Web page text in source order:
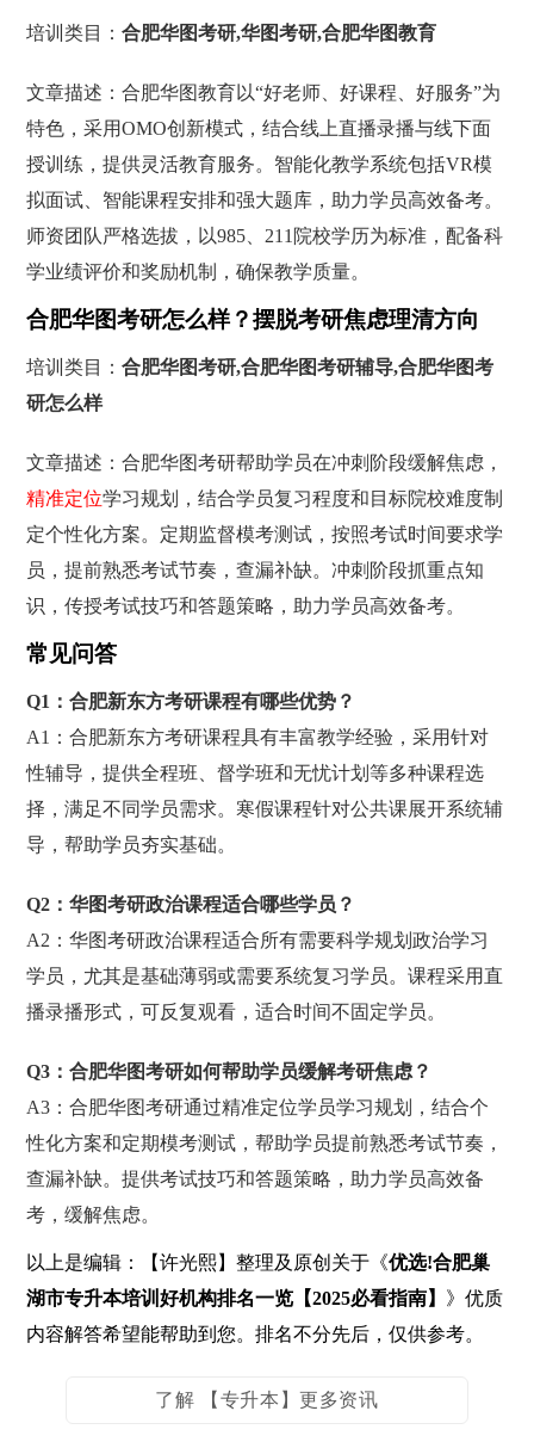
培训类目：合肥华图考研,华图考研,合肥华图教育
文章描述：合肥华图教育以“好老师、好课程、好服务”为
特色，采用OMO创新模式，结合线上直播录播与线下面
授训练，提供灵活教育服务。智能化教学系统包括VR模
拟面试、智能课程安排和强大题库，助力学员高效备考。
师资团队严格选拔，以985、211院校学历为标准，配备科
学业绩评价和奖励机制，确保教学质量。
合肥华图考研怎么样？摆脱考研焦虑理清方向
培训类目：合肥华图考研,合肥华图考研辅导,合肥华图考
研怎么样
文章描述：合肥华图考研帮助学员在冲刺阶段缓解焦虑，
精准定位学习规划，结合学员复习程度和目标院校难度制
定个性化方案。定期监督模考测试，按照考试时间要求学
员，提前熟悉考试节奏，查漏补缺。冲刺阶段抓重点知
识，传授考试技巧和答题策略，助力学员高效备考。
常见问答
Q1：合肥新东方考研课程有哪些优势？
A1：合肥新东方考研课程具有丰富教学经验，采用针对
性辅导，提供全程班、督学班和无忧计划等多种课程选
择，满足不同学员需求。寒假课程针对公共课展开系统辅
导，帮助学员夯实基础。
Q2：华图考研政治课程适合哪些学员？
A2：华图考研政治课程适合所有需要科学规划政治学习
学员，尤其是基础薄弱或需要系统复习学员。课程采用直
播录播形式，可反复观看，适合时间不固定学员。
Q3：合肥华图考研如何帮助学员缓解考研焦虑？
A3：合肥华图考研通过精准定位学员学习规划，结合个
性化方案和定期模考测试，帮助学员提前熟悉考试节奏，
查漏补缺。提供考试技巧和答题策略，助力学员高效备
考，缓解焦虑。
以上是编辑：【许光熙】整理及原创关于《优选!合肥巢
湖市专升本培训好机构排名一览【2025必看指南】 》优质
内容解答希望能帮助到您。排名不分先后，仅供参考。
了解 【专升本】更多资讯